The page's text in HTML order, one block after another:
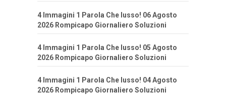
4 Immagini 1 Parola Che lusso! 06 Agosto
2026 Rompicapo Giornaliero Soluzioni
4 Immagini 1 Parola Che lusso! 05 Agosto
2026 Rompicapo Giornaliero Soluzioni
4 Immagini 1 Parola Che lusso! 04 Agosto
2026 Rompicapo Giornaliero Soluzioni